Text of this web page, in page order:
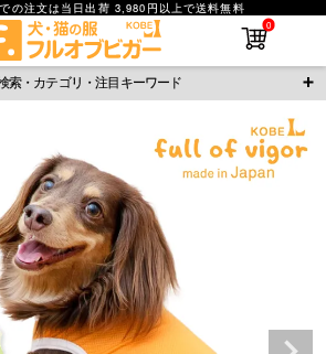
の注文は当日出荷 3,980円以上で送料無料
0
索・カテゴリ・注目キーワード
＼注目ワード／
腹巻 撥水レイン ラッシュガード
おそろコーデ 背中開きアイテム
新作アイテム
交換について ご利用ガイド
在庫なし商品
在庫なし商品を表示しない
並び順
新着順
価格が安い順
価格が高い順
レビュー数順
検索